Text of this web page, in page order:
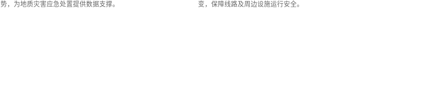
势，为地质灾害应急处置提供数据支撑。
变，保障线路及周边设施运行安全。